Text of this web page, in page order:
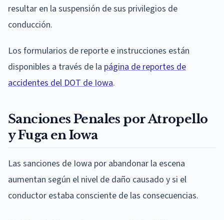
resultar en la suspensión de sus privilegios de
conducción.
Los formularios de reporte e instrucciones están
disponibles a través de la página de reportes de
accidentes del DOT de Iowa.
Sanciones Penales por Atropello
y Fuga en Iowa
Las sanciones de Iowa por abandonar la escena
aumentan según el nivel de daño causado y si el
conductor estaba consciente de las consecuencias.